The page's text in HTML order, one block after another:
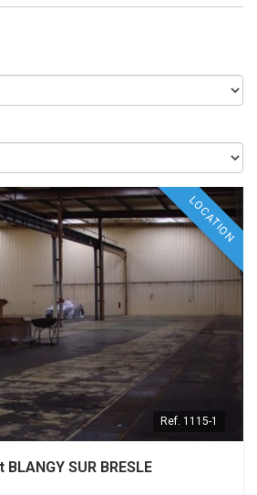
LOCATION
Ref. 1115-1
SUR BRESLE